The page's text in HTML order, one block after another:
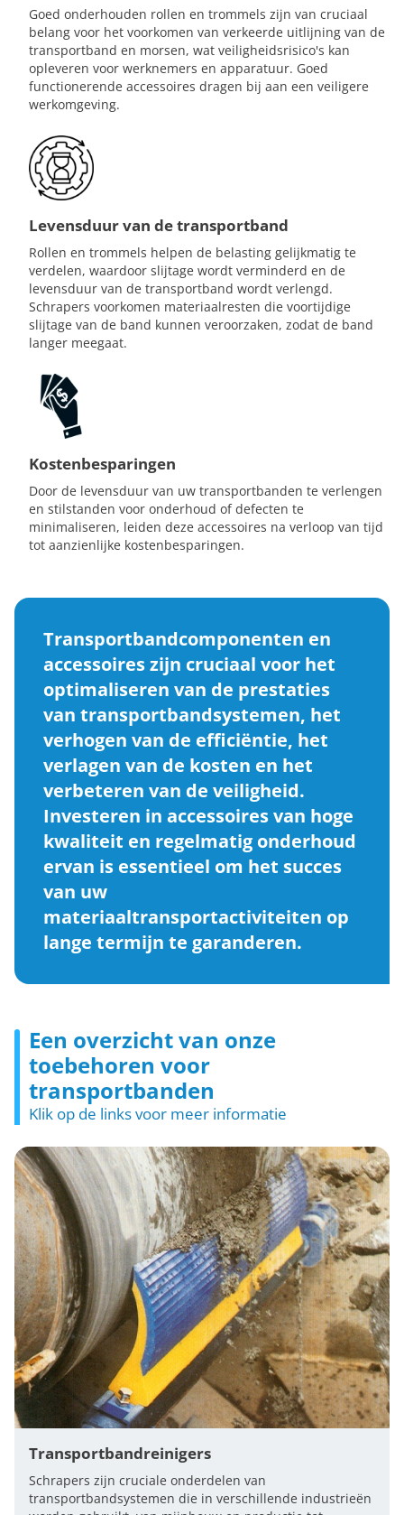
Goed onderhouden rollen en trommels zijn van cruciaal
belang voor het voorkomen van verkeerde uitlijning van de
transportband en morsen, wat veiligheidsrisico's kan
opleveren voor werknemers en apparatuur. Goed
functionerende accessoires dragen bij aan een veiligere
werkomgeving.
Levensduur van de transportband
Rollen en trommels helpen de belasting gelijkmatig te
verdelen, waardoor slijtage wordt verminderd en de
levensduur van de transportband wordt verlengd.
Schrapers voorkomen materiaalresten die voortijdige
slijtage van de band kunnen veroorzaken, zodat de band
langer meegaat.
Kostenbesparingen
Door de levensduur van uw transportbanden te verlengen
en stilstanden voor onderhoud of defecten te
minimaliseren, leiden deze accessoires na verloop van tijd
tot aanzienlijke kostenbesparingen.
Transportbandcomponenten en
accessoires zijn cruciaal voor het
optimaliseren van de prestaties
van transportbandsystemen, het
verhogen van de efficiëntie, het
verlagen van de kosten en het
verbeteren van de veiligheid.
Investeren in accessoires van hoge
kwaliteit en regelmatig onderhoud
ervan is essentieel om het succes
van uw
materiaaltransportactiviteiten op
lange termijn te garanderen.
Een overzicht van onze
toebehoren voor
transportbanden
Klik op de links voor meer informatie
Transportbandreinigers
Schrapers zijn cruciale onderdelen van
transportbandsystemen die in verschillende industrieën